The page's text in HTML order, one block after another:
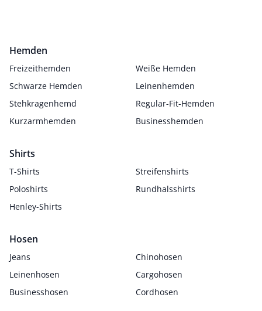
Hemden
Freizeithemden
Weiße Hemden
Schwarze Hemden
Leinenhemden
Stehkragenhemd
Regular-Fit-Hemden
Kurzarmhemden
Businesshemden
Shirts
T-Shirts
Streifenshirts
Poloshirts
Rundhalsshirts
Henley-Shirts
Hosen
Jeans
Chinohosen
Leinenhosen
Cargohosen
Businesshosen
Cordhosen